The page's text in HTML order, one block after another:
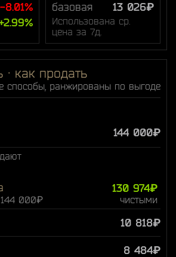
-8.01%
базовая 13 026₽
Использована ср.
цена за 7д.
· как продать
способы, ранжированы по выгоде
144 000₽
144 000₽
130 974₽
чистыми
10 818₽
8 484₽